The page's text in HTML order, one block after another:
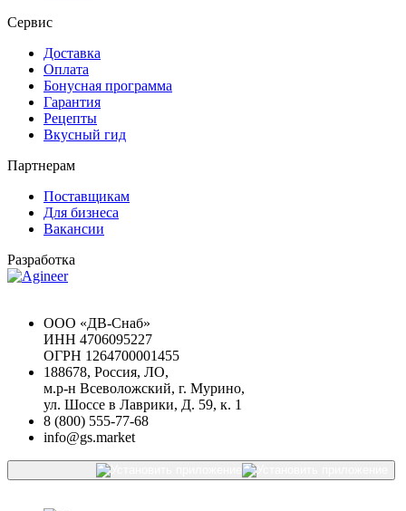
Сервис
Доставка
Оплата
Бонусная программа
Гарантия
Рецепты
Вкусный гид
Партнерам
Поставщикам
Для бизнеса
Вакансии
Разработка
ООО «ДВ-Снаб»
ИНН 4706095227
ОГРН 1264700001455
188678, Россия, ЛО,
м.р-н Всеволожский, г. Мурино,
ул. Шоссе в Лаврики, Д. 59, к. 1
8 (800) 555-77-68
info@gs.market